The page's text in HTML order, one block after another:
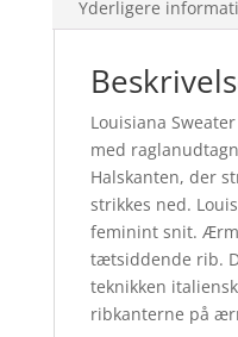
Yderligere
Louisiana
med
Halskanten, der
strikkes ned.
feminint snit.
tætsiddende rib.
teknikken
ribkanterne på